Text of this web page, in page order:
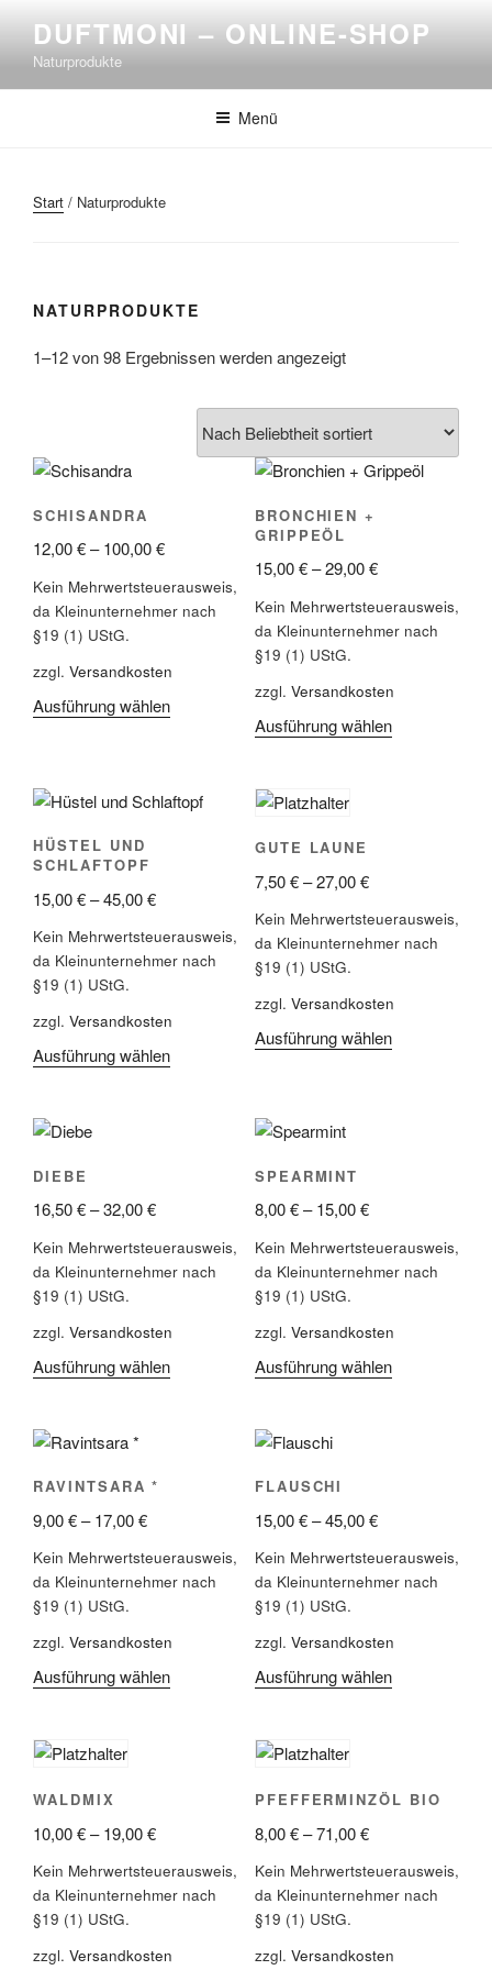
DUFTMONI – ONLINE-SHOP
Naturprodukte
Menü
Start / Naturprodukte
NATURPRODUKTE
1–12 von 98 Ergebnissen werden angezeigt
SCHISANDRA
12,00€–100,00€
Kein Mehrwertsteuerausweis,
da Kleinunternehmer nach
§19 (1) UStG.
zzgl. Versandkosten
Ausführung wählen
BRONCHIEN +
GRIPPEÖL
15,00€–29,00€
Kein Mehrwertsteuerausweis,
da Kleinunternehmer nach
§19 (1) UStG.
zzgl. Versandkosten
Ausführung wählen
HÜSTEL UND
SCHLAFTOPF
15,00€–45,00€
Kein Mehrwertsteuerausweis,
da Kleinunternehmer nach
§19 (1) UStG.
zzgl. Versandkosten
Ausführung wählen
GUTE LAUNE
7,50€–27,00€
Kein Mehrwertsteuerausweis,
da Kleinunternehmer nach
§19 (1) UStG.
zzgl. Versandkosten
Ausführung wählen
DIEBE
16,50€–32,00€
Kein Mehrwertsteuerausweis,
da Kleinunternehmer nach
§19 (1) UStG.
zzgl. Versandkosten
Ausführung wählen
SPEARMINT
8,00€–15,00€
Kein Mehrwertsteuerausweis,
da Kleinunternehmer nach
§19 (1) UStG.
zzgl. Versandkosten
Ausführung wählen
RAVINTSARA *
9,00€–17,00€
Kein Mehrwertsteuerausweis,
da Kleinunternehmer nach
§19 (1) UStG.
zzgl. Versandkosten
Ausführung wählen
FLAUSCHI
15,00€–45,00€
Kein Mehrwertsteuerausweis,
da Kleinunternehmer nach
§19 (1) UStG.
zzgl. Versandkosten
Ausführung wählen
WALDMIX
10,00€–19,00€
Kein Mehrwertsteuerausweis,
da Kleinunternehmer nach
§19 (1) UStG.
zzgl. Versandkosten
PFEFFERMINZÖL BIO
8,00€–71,00€
Kein Mehrwertsteuerausweis,
da Kleinunternehmer nach
§19 (1) UStG.
zzgl. Versandkosten